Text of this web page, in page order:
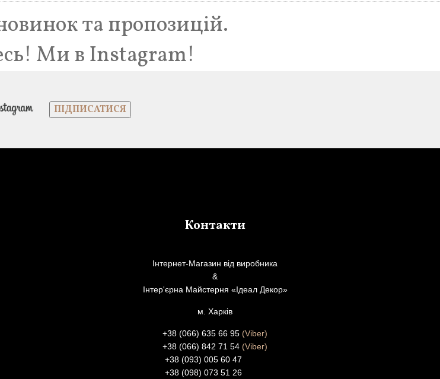
та пропозицій.
Ми в Instagram!
Контакти
Інтернет-Магазин від виробника
&
Інтер'єрна Майстерня «Ідеал Декор»
м. Харків
+38 (066) 635 66 95 (Viber)
+38 (066) 842 71 54 (Viber)
+38 (093) 005 60 47
+38 (098) 073 51 26